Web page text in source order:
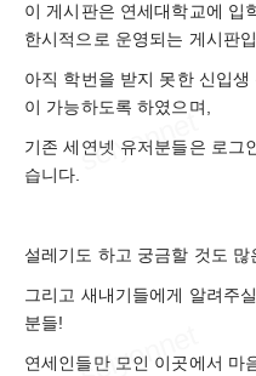
이 게시판은 연세대학교에 입
한시적으로 운영되는 게시판
아직 학번을 받지 못한 신입
이 가능하도록 하였으며,
기존 세연넷 유저분들은 로그
습니다.
설레기도 하고 궁금할 것도
그리고 새내기들에게 알려주
분들!
연세인들만 모인 이곳에서 마